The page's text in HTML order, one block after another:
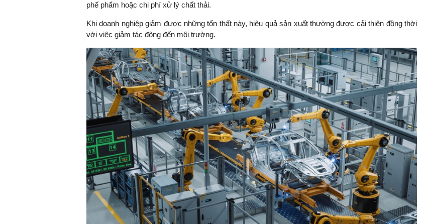
phế phẩm hoặc chi phí xử lý chất thải.
Khi doanh nghiệp giảm được những tổn thất này, hiệu quả sản xuất thường được cải thiện đồng thời
với việc giảm tác động đến môi trường.
TS. Nguyễn Đức Độ - Phó Viện trưởng
Viện Kinh tế Tài chính